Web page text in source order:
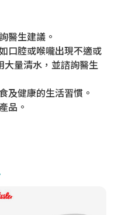
醫生建議。
口腔或喉嚨出現不適或
量清水，並諮詢醫生
及健康的生活習慣。
品。